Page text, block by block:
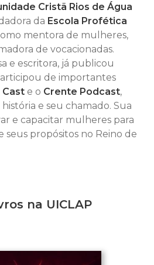
Cristã Rios de Água
da Escola Profética
mentora de mulheres,
de vocacionadas.
e escritora, já publicou
de importantes
Cast e o Crente Podcast,
e seu chamado. Sua
e capacitar mulheres para
propósitos no Reino de
na UICLAP